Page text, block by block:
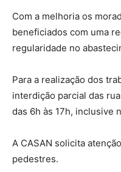
Com a melhoria os
beneficiados com uma
regularidade no
Para a realização dos
interdição parcial das
das 6h às 17h, inclusive
A CASAN solicita
pedestres.